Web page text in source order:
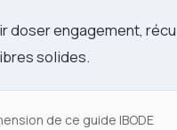
doser engagement,
solides.
de ce guide IBODE